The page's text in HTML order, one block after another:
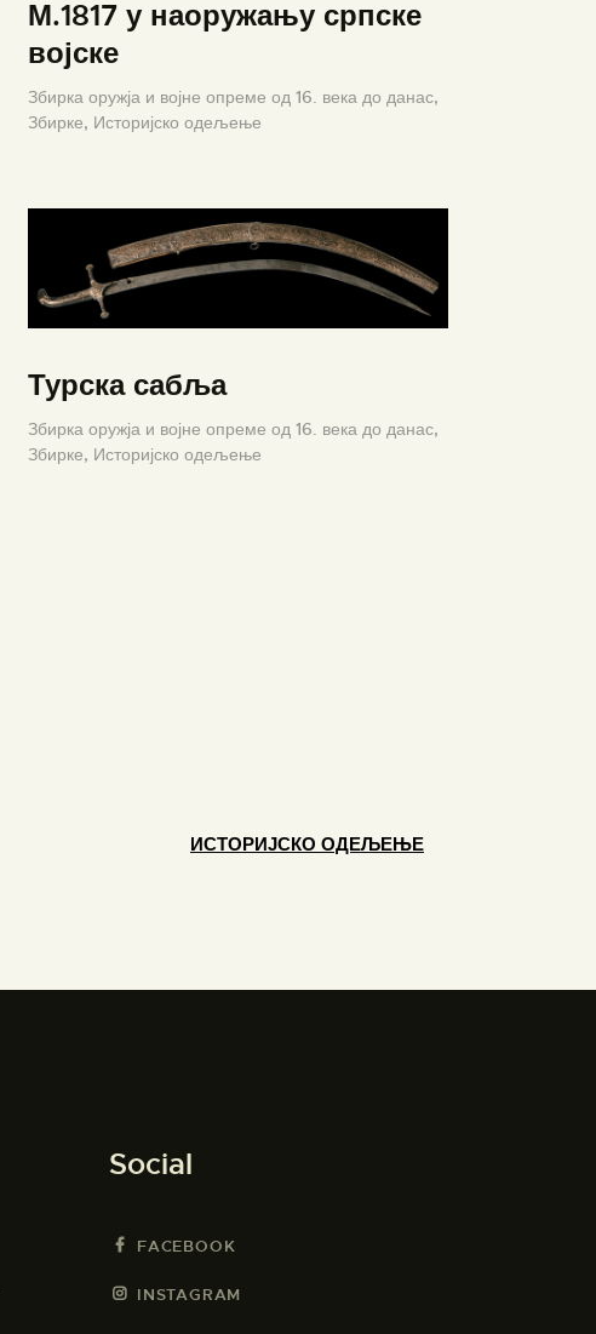
М.1817 у наоружању српске
војске
Збирка оружја и војне опреме од 16. века до данас,
Збирке, Историјско одељење
Турска сабља
Збирка оружја и војне опреме од 16. века до данас,
Збирке, Историјско одељење
ИСТОРИЈСКО ОДЕЉЕЊЕ
Social
FACEBOOK
INSTAGRAM